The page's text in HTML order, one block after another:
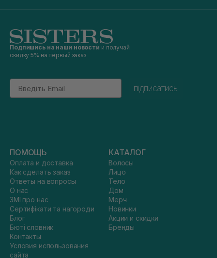
Подпишись на наши новости и получай
скидку 5% на первый заказ
Email
підписатись
ПОМОЩЬ
Оплата и доставка
Как сделать заказ
Ответы на вопросы
О нас
ЗМІ про нас
Сертифікати та нагороди
Блог
Бюті словник
Контакты
Условия использования
сайта
КАТАЛОГ
Волосы
Лицо
Тело
Дом
Мерч
Новинки
Акции и скидки
Бренды